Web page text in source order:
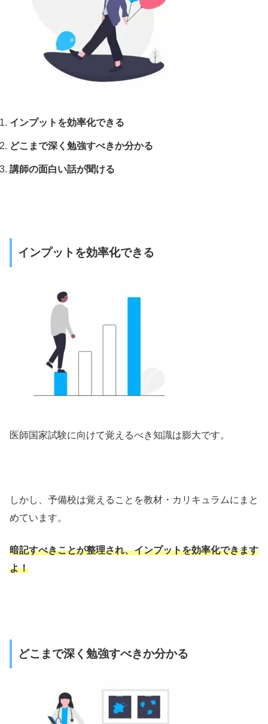
インプットを効率化できる
どこまで深く勉強すべきか分かる
講師の面白い話が聞ける
インプットを効率化できる
医師国家試験に向けて覚えるべき知識は膨大です。
しかし、予備校は覚えることを教材・カリキュラムにまと
めています。
暗記すべきことが整理され、インプットを効率化できます
よ！
どこまで深く勉強すべきか分かる